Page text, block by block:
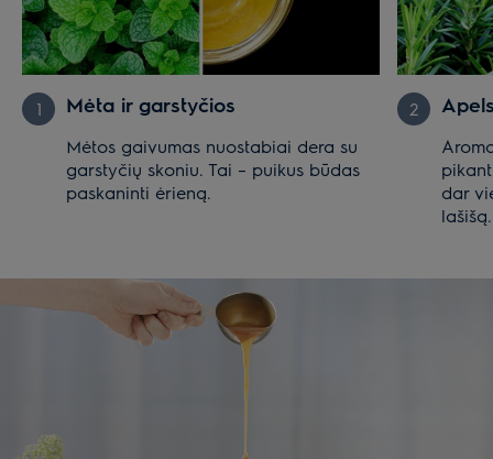
1 Mėta ir garstyčios
Mėtos gaivumas nuostabiai dera su
garstyčių skoniu. Tai – puikus būdas
paskaninti ėrieną.
2
dar
lašišą.